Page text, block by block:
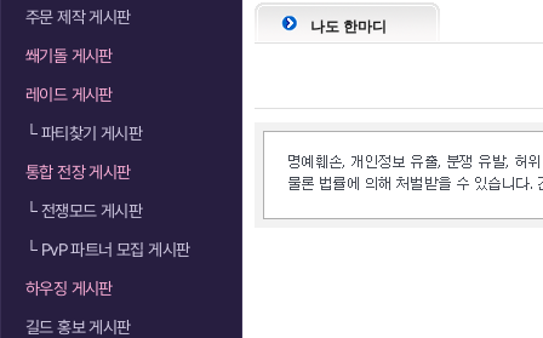
주문 제작 게시판
쐐기돌 게시판
레이드 게시판
└파티찾기 게시판
통합 전장 게시판
└전쟁모드 게시판
└PvP 파트너 모집 게시판
하우징 게시판
길드 홍보 게시판
나도 한마디